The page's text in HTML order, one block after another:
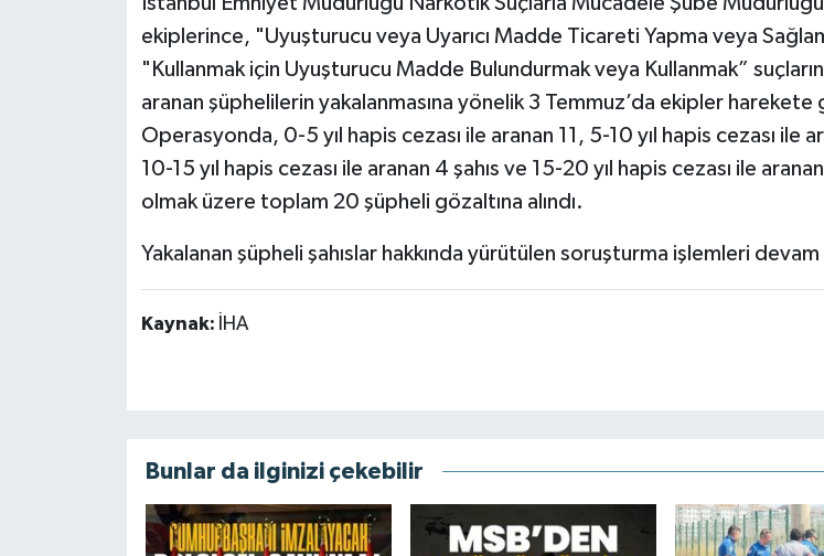
ekiplerince, "Uyuşturucu veya Uyarıcı Madde Ticareti Yapma veya
"Kullanmak için Uyuşturucu Madde Bulundurmak veya Kullanmak”
aranan şüphelilerin yakalanmasına yönelik 3 Temmuz’da ekipler harekete
Operasyonda, 0-5 yıl hapis cezası ile aranan 11, 5-10 yıl hapis cezası ile
10-15 yıl hapis cezası ile aranan 4 şahıs ve 15-20 yıl hapis cezası ile aranan
olmak üzere toplam 20 şüpheli gözaltına alındı.
Yakalanan şüpheli şahıslar hakkında yürütülen soruşturma işlemleri
Kaynak: İHA
Bunlar da ilginizi çekebilir